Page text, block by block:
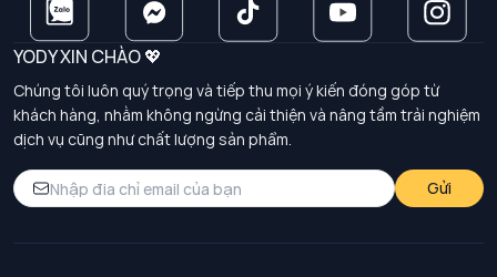
YODY XIN CHÀO 💖
Chúng tôi luôn quý trọng và tiếp thu mọi ý kiến đóng góp từ
khách hàng, nhằm không ngừng cải thiện và nâng tầm trải nghiệm
dịch vụ cũng như chất lượng sản phẩm.
Gửi